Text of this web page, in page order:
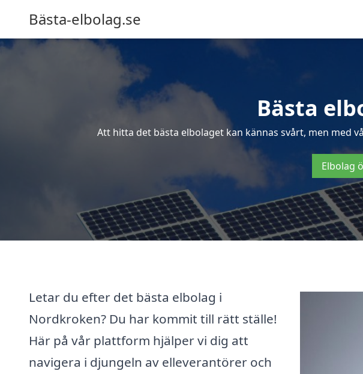
Bästa-elbolag.se
Bästa
Att hitta det bästa elbolaget kan kännas svårt, men med
Elbolag
Letar du efter det bästa elbolag i
Nordkroken? Du har kommit till rätt ställe!
Här på vår plattform hjälper vi dig att
navigera i djungeln av elleverantörer och